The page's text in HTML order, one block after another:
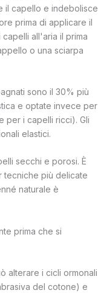
il capello e indebolisce
prima di applicare il
capelli all'aria il prima
o una sciarpa
sono il 30% più
e optate invece per
per i capelli ricci). Gli
elastici.
secchi e porosi. È
tecniche più delicate
naturale è
prima che si
alterare i cicli ormonali
del cotone) e